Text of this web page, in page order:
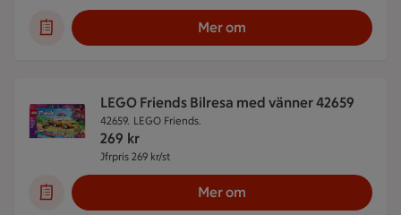
Mer om
LEGO Friends Bilresa med vänner 42659
42659. LEGO Friends.
269 kr
Jfrpris 269 kr/st
Mer om